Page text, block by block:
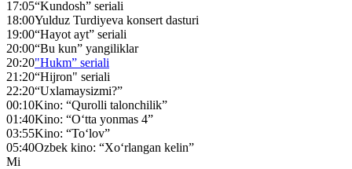
17:05“Kundosh” seriali
18:00Yulduz Turdiyeva konsert dasturi
19:00“Hayot ayt” seriali
20:00“Bu kun” yangiliklar
20:20"Hukm” seriali
21:20“Hijron" seriali
22:20“Uxlamaysizmi?”
00:10Kino: “Qurolli talonchilik”
01:40Kino: “O‘tta yonmas 4”
03:55Kino: “To‘lov”
05:40Ozbek kino: “Xo‘rlangan kelin”
Mi